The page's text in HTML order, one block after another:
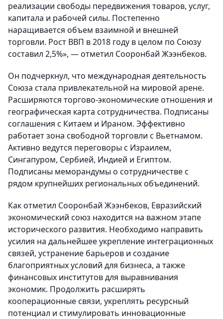
реализации свободы передвижения товаров, услуг,
капитала и рабочей силы. Постепенно
наращивается объем взаимной и внешней
торговли. Рост ВВП в 2018 году в целом по Союзу
составил 2,5%», — отметил Сооронбай Жээнбеков.
Он подчеркнул, что международная деятельность
Союза стала привлекательной на мировой арене.
Расширяются торгово-экономические отношения и
географическая карта сотрудничества. Подписаны
соглашения с Китаем и Ираном. Эффективно
работает зона свободной торговли с Вьетнамом.
Активно ведутся переговоры с Израилем,
Сингапуром, Сербией, Индией и Египтом.
Подписаны меморандумы о сотрудничестве с
рядом крупнейших региональных объединений.
Как отметил Сооронбай Жээнбеков, Евразийский
экономический союз находится на важном этапе
исторического развития. Необходимо направить
усилия на дальнейшее укрепление интеграционных
связей, устранение барьеров и создание
благоприятных условий для бизнеса, а также
финансовых институтов для выравнивания
экономик. Продолжить расширять
кооперационные связи, укреплять ресурсный
потенциал и стимулировать инновационные